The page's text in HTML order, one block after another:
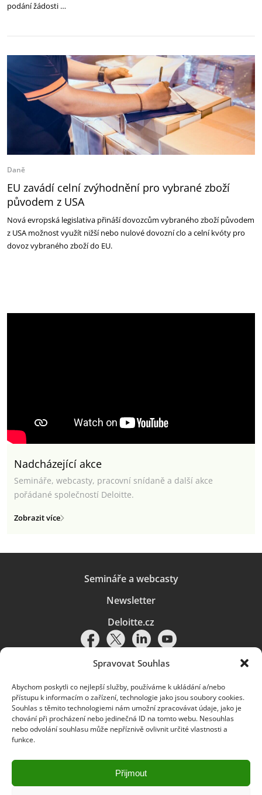
Spravovat Souhlas
Abychom poskytli co nejlepší služby, používáme k ukládání a/nebo
přístupu k informacím o zařízení, technologie jako jsou soubory cookies.
Souhlas s těmito technologiemi nám umožní zpracovávat údaje, jako je
chování při procházení nebo jedinečná ID na tomto webu. Nesouhlas
nebo odvolání souhlasu může nepříznivě ovlivnit určité vlastnosti a
funkce.
Přijmout
podání žádosti …
Daně
EU zavádí celní zvýhodnění pro vybrané zboží
původem z USA
Nová evropská legislativa přináší dovozcům vybraného zboží původem
z USA možnost využít nižší nebo nulové dovozní clo a celní kvóty pro
dovoz vybraného zboží do EU.
Nadcházející akce
Semináře, webcasty, pracovní snídaně a další akce
pořádané společností Deloitte.
Zobrazit více
Semináře a webcasty
Newsletter
Deloitte.cz
Pravidla používání|Ochrana osobních údajů|Soubory cookies |
Deloitte.cz
© 2026. Více informací najdete vPravidlech používání.
Deloitte označuje jednu či více společností globální sítě členských
a přidružené subjekty (souhrnně „organizace Deloitte“). Společnost DTTL
(rovněž označovaná jako „Deloitte Global“) a každá z jejích členských
společností a jejich přidružených subjektů je samostatným a nezávislým
právním subjektem, který není oprávněn zavazovat nebo přijímat závazky